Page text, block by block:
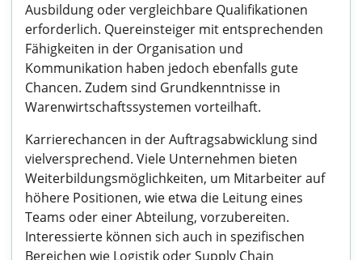
Ausbildung oder vergleichbare Qualifikationen
erforderlich. Quereinsteiger mit entsprechenden
Fähigkeiten in der Organisation und
Kommunikation haben jedoch ebenfalls gute
Chancen. Zudem sind Grundkenntnisse in
Warenwirtschaftssystemen vorteilhaft.
Karrierechancen in der Auftragsabwicklung sind
vielversprechend. Viele Unternehmen bieten
Weiterbildungsmöglichkeiten, um Mitarbeiter auf
höhere Positionen, wie etwa die Leitung eines
Teams oder einer Abteilung, vorzubereiten.
Interessierte können sich auch in spezifischen
Bereichen wie Logistik oder Supply Chain